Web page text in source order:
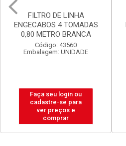
FILTRO DE LINHA
ENGECABOS 4 TOMADAS
0,80 METRO BRANCA
Código: 43560
Embalagem: UNIDADE
Faça seu login ou
cadastre-se para
ver preços e
comprar